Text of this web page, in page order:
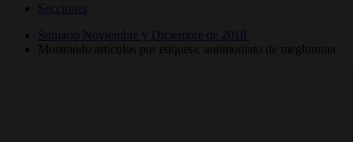
Secciones
Sumario Noviembre y Diciembre de 2018
Mostrando artículos por etiqueta: antimoniato de meglumina